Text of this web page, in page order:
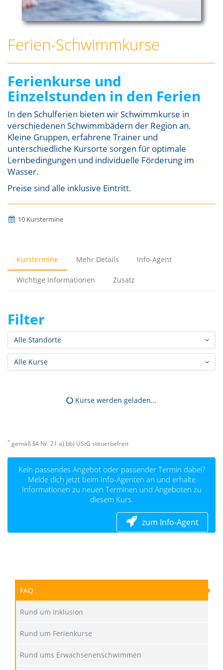
Ferien-Schwimmkurse
Ferienkurse und
Einzelstunden in den Ferien
In den Schulferien bieten wir Schwimmkurse in
verschiedenen Schwimmbädern der Region an.
Kleine Gruppen, erfahrene Trainer und
unterschiedliche Kursorte sorgen für optimale
Lernbedingungen und individuelle Förderung im
Wasser.
Preise sind alle inklusive Eintritt.
10 Kurstermine
Kurstermine Mehr Details Info-Agent
Wichtige Informationen Zusatz
Filter
Alle Standorte
Alle Kurse
Kurse werden geladen...
* gemäß §4 Nr. 21 a) bb) UStG steuerbefreit
Kein passendes Angebot oder passender Termin dabei?
Melde dich jetzt beim Info-Agenten an und erhalte
Informationen zu neuen Terminen und Angeboten zu
diesem Kurs.
zum Info-Agent
FAQ
Rund um Inklusion
Rund um Ferienkurse
Rund ums Erwachsenenschwimmen